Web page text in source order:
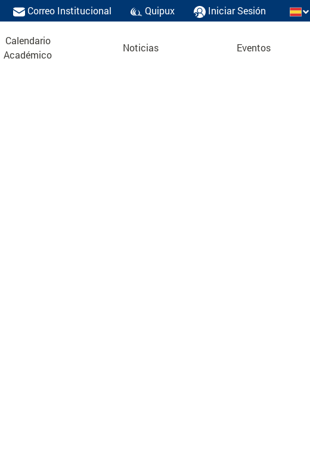
Correo Institucional Quipux Iniciar Sesión
Calendario
Académico
Noticias Eventos